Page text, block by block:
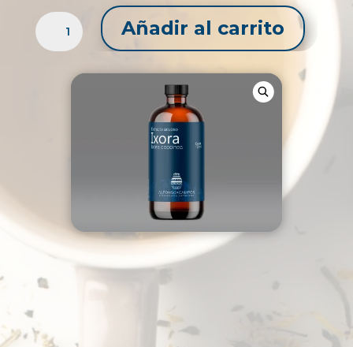
EXTRACTO
LÍQUIDO
Añadir al carrito